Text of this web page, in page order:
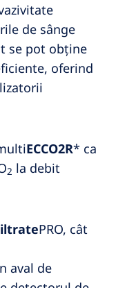
de sânge
se pot obține
oferind
ECCO2R* ca
2 la debit
PRO, cât
aval de